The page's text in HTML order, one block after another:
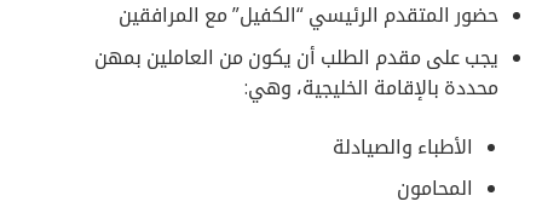
حضور المتقدم الرئيسي “الكفيل” مع المرافقين
يجب على مقدم الطلب أن يكون من العاملين بمهن
محددة بالإقامة الخليجية، وهي:
الأطباء والصيادلة
المحامون